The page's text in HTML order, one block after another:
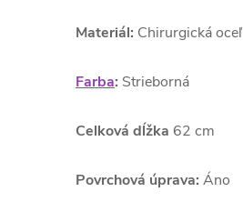
Materiál: Chirurgická oceľ
Farba: Strieborná
Celková dĺžka 62 cm
Povrchová úprava: Áno